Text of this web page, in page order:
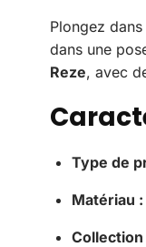
Plongez dans
dans une
Reze, avec
Type de
Matériau :
Collection